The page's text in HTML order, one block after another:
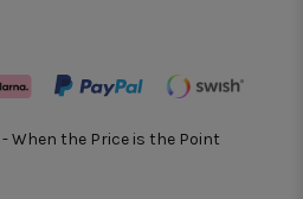
When the Price is the Point